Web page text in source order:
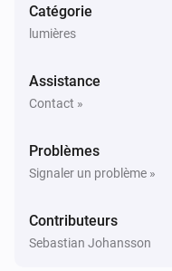
Amarant Linear
Amarant Linear
Amaze Pendant
Amaze Pendant
Catégorie
lumières
Assistance
Contact »
Problèmes
Signaler un problème »
Contributeurs
Sebastian Johansson